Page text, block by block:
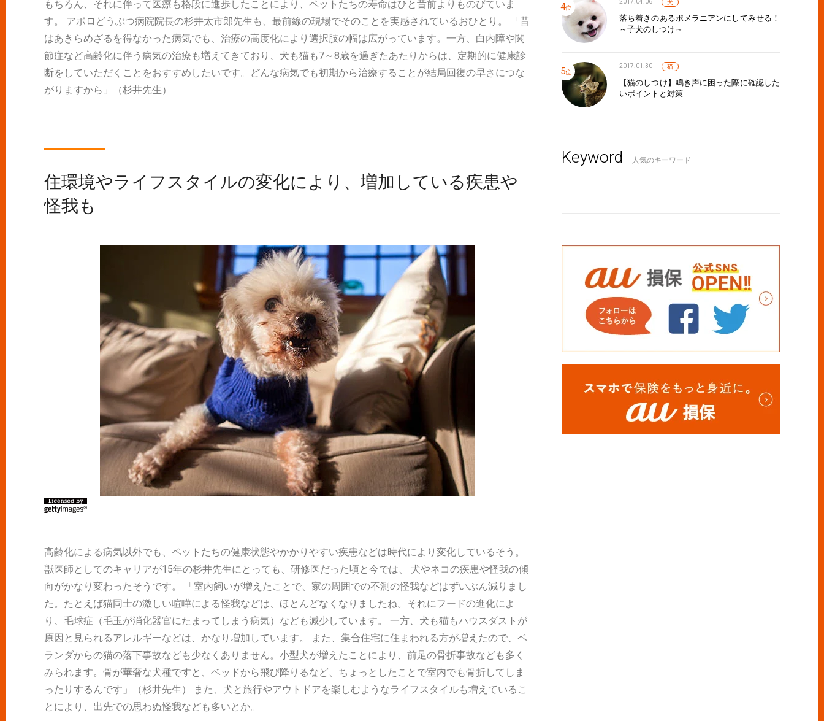
もちろん、それに伴って医療も格段に進歩したことにより、ペットたちの寿命はひと昔前よりものびていま
す。 アポロどうぶつ病院院長の杉井太市郎先生も、最前線の現場でそのことを実感されているおひとり。 「昔
はあきらめざるを得なかった病気でも、治療の高度化により選択肢の幅は広がっています。一方、白内障や関
節症など高齢化に伴う病気の治療も増えてきており、犬も猫も7～8歳を過ぎたあたりからは、定期的に健康診
断をしていただくことをおすすめしたいです。どんな病気でも初期から治療することが結局回復の早さにつな
がりますから」（杉井先生）
住環境やライフスタイルの変化により、増加している疾患や
怪我も
高齢化による病気以外でも、ペットたちの健康状態やかかりやすい疾患などは時代により変化しているそう。
獣医師としてのキャリアが15年の杉井先生にとっても、研修医だった頃と今では、 犬やネコの疾患や怪我の傾
向がかなり変わったそうです。 「室内飼いが増えたことで、家の周囲での不測の怪我などはずいぶん減りまし
た。たとえば猫同士の激しい喧嘩による怪我などは、ほとんどなくなりましたね。それにフードの進化によ
り、毛球症（毛玉が消化器官にたまってしまう病気）なども減少しています。 一方、犬も猫もハウスダストが
原因と見られるアレルギーなどは、かなり増加しています。 また、集合住宅に住まわれる方が増えたので、ベ
ランダからの猫の落下事故なども少なくありません。小型犬が増えたことにより、前足の骨折事故なども多く
みられます。骨が華奢な犬種ですと、ベッドから飛び降りるなど、ちょっとしたことで室内でも骨折してしま
ったりするんです」（杉井先生） また、犬と旅行やアウトドアを楽しむようなライフスタイルも増えているこ
とにより、出先での思わぬ怪我なども多いとか。
2017.04.06 犬
落ち着きのあるポメラニアンにしてみせる！
～子犬のしつけ～
2017.01.30 猫
【猫のしつけ】鳴き声に困った際に確認した
いポイントと対策
Keyword 人気のキーワード